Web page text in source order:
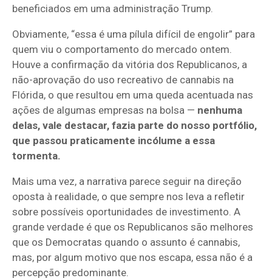
beneficiados em uma administração Trump.
Obviamente, “essa é uma pílula difícil de engolir” para
quem viu o comportamento do mercado ontem.
Houve a confirmação da vitória dos Republicanos, a
não-aprovação do uso recreativo de cannabis na
Flórida, o que resultou em uma queda acentuada nas
ações de algumas empresas na bolsa — nenhuma
delas, vale destacar, fazia parte do nosso portfólio,
que passou praticamente incólume a essa
tormenta.
Mais uma vez, a narrativa parece seguir na direção
oposta à realidade, o que sempre nos leva a refletir
sobre possíveis oportunidades de investimento. A
grande verdade é que os Republicanos são melhores
que os Democratas quando o assunto é cannabis,
mas, por algum motivo que nos escapa, essa não é a
percepção predominante.